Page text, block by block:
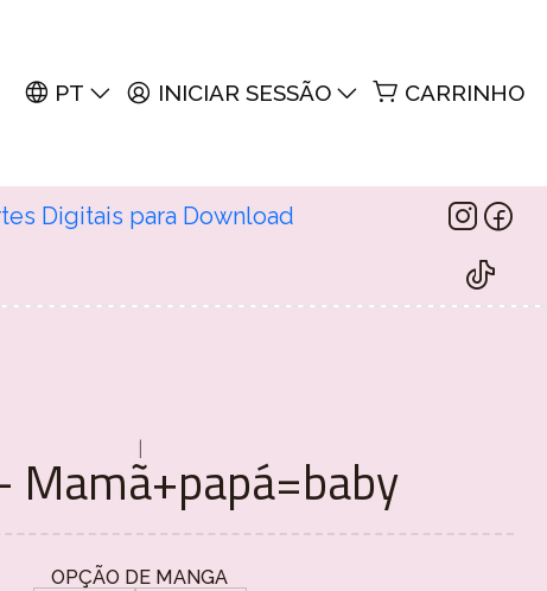
PT INICIAR SESSÃO CARRINHO
Digitais para Download
Mamã+papá=baby
OPÇÃO DE MANGA